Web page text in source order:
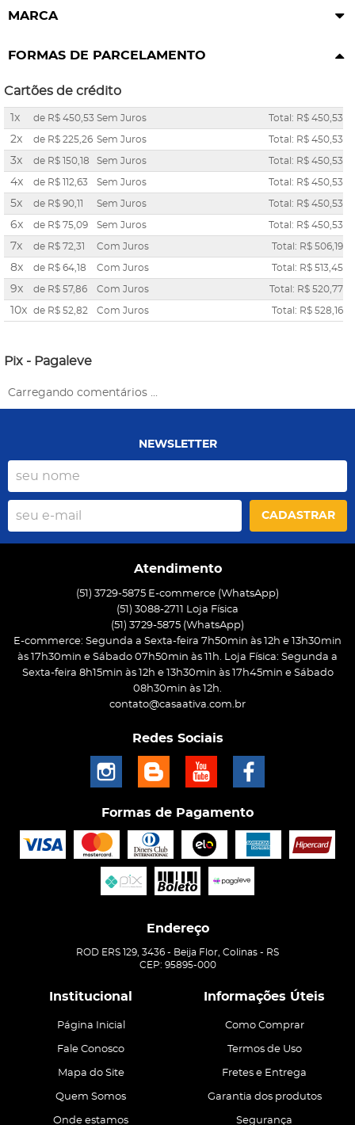
MARCA
FORMAS DE PARCELAMENTO
Cartões de crédito
1x de R$ 450,53 Sem Juros Total: R$ 450,53
2x de R$ 225,26 Sem Juros Total: R$ 450,53
3x de R$ 150,18 Sem Juros Total: R$ 450,53
4x de R$ 112,63 Sem Juros Total: R$ 450,53
5x de R$ 90,11 Sem Juros Total: R$ 450,53
6x de R$ 75,09 Sem Juros Total: R$ 450,53
7x de R$ 72,31 Com Juros Total: R$ 506,19
8x de R$ 64,18 Com Juros Total: R$ 513,45
9x de R$ 57,86 Com Juros Total: R$ 520,77
10x de R$ 52,82 Com Juros Total: R$ 528,16
Pix - Pagaleve
Carregando comentários ...
NEWSLETTER
CADASTRAR
Atendimento
(51) 3729-5875 E-commerce (WhatsApp)
(51) 3088-2711 Loja Física
(51) 3729-5875 (WhatsApp)
E-commerce: Segunda a Sexta-feira 7h50min às 12h e 13h30min
às 17h30min e Sábado 07h50min às 11h. Loja Física: Segunda a
Sexta-feira 8h15min às 12h e 13h30min às 17h45min e Sábado
08h30min às 12h.
contato@casaativa.com.br
Redes Sociais
Formas de Pagamento
Endereço
ROD ERS 129, 3436 - Beija Flor, Colinas - RS
CEP: 95895-000
Institucional
Página Inicial
Fale Conosco
Mapa do Site
Quem Somos
Onde estamos
Informações Úteis
Como Comprar
Termos de Uso
Fretes e Entrega
Garantia dos produtos
Segurança